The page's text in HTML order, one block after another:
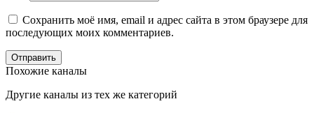
Сохранить моё имя, email и адрес сайта в этом браузере для
последующих моих комментариев.
Отправить
Похожие каналы
Другие каналы из тех же категорий